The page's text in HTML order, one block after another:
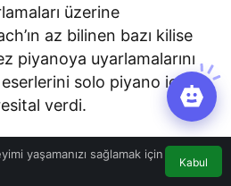
üzerine
az bilinen bazı kilise
piyanoya uyarlamalarını
eserlerini solo piyano için
verdi.
faaliyet gösteren Queen
of Vision’ (Freddie Mercury
yaşamanızı sağlamak için
Kabul